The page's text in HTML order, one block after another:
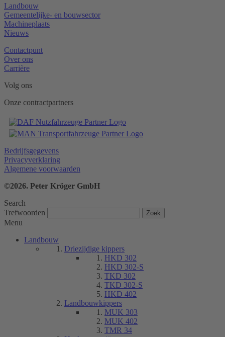
Landbouw
Gemeentelijke- en bouwsector
Machineplaats
Nieuws
Contactpunt
Over ons
Carrière
Volg ons
Onze contractpartners
Bedrijfsgegevens
Privacyverklaring
Algemene voorwaarden
©2026. Peter Kröger GmbH
Search
Trefwoorden
Menu
Landbouw
Driezijdige kippers
HKD 302
HKD 302-S
TKD 302
TKD 302-S
HKD 402
Landbouwkippers
MUK 303
MUK 402
TMR 34